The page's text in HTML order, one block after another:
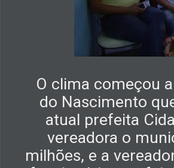
O clima começou
do Nascimento
atual prefeita
vereadora o
milhões, e a